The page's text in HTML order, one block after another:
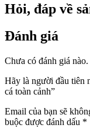
Hỏi, đáp về
Đánh giá
Chưa có đánh giá nào.
Hãy là người đầu tiên
cá toàn cảnh”
Email của bạn sẽ
buộc được đánh dấu *